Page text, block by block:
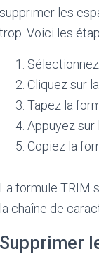
supprimer les
trop. Voici les
Cliquez sur
Tapez la
Appuyez sur
Copiez la
La formule TRIM
la chaîne de
Supprimer